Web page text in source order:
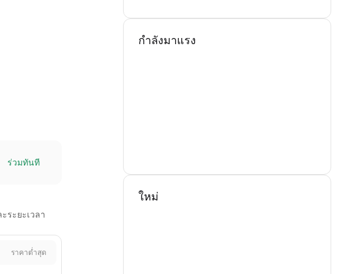
ร่วมทันที
ระยะเวลา
ราคาต่ำสุด
กำลังมาแรง
ใหม่